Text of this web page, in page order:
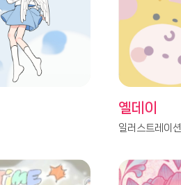
옐데이
일러스트레이션